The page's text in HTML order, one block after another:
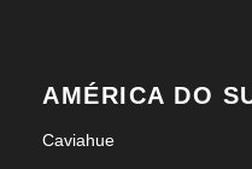
AMÉRICA DO
Caviahue